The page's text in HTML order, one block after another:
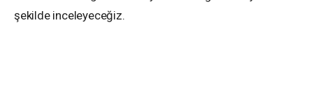
şekilde inceleyeceğiz.